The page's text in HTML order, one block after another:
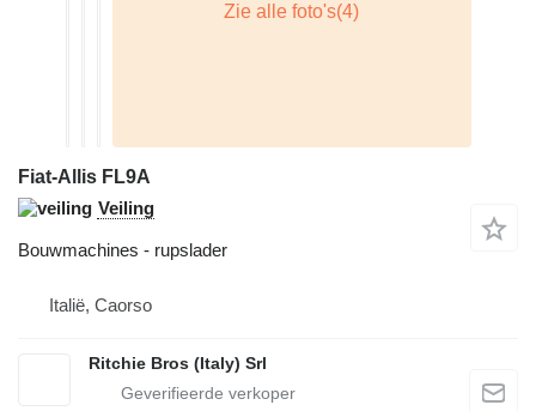
Fiat-Allis FL9A
Veiling
Bouwmachines - rupslader
Italië, Caorso
Ritchie Bros (Italy) Srl